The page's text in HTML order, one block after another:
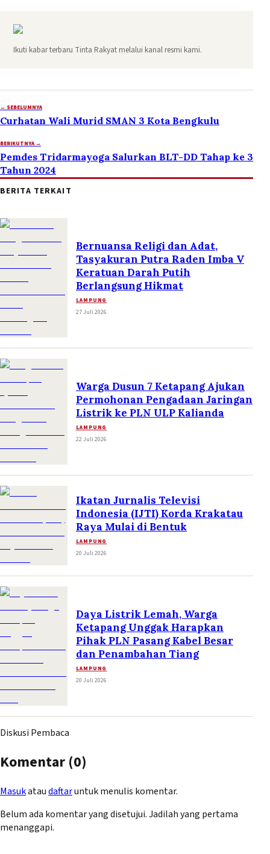
Ikuti kabar terbaru Tinta Rakyat melalui kanal resmi kami.
← SEBELUMNYA
Curhatan Wali Murid SMAN 3 Kota Bengkulu
BERIKUTNYA →
Pemdes Tridarmayoga Salurkan BLT-DD Tahap ke 3
Tahun 2024
BERITA TERKAIT
Bernuansa Religi dan Adat,
Tasyakuran Putra Raden Imba V
Keratuan Darah Putih
Berlangsung Hikmat
LAMPUNG
27 Juli 2026
Warga Dusun 7 Ketapang Ajukan
Permohonan Pengadaan Jaringan
Listrik ke PLN ULP Kalianda
LAMPUNG
22 Juli 2026
Ikatan Jurnalis Televisi
Indonesia (IJTI) Korda Krakatau
Raya Mulai di Bentuk
LAMPUNG
20 Juli 2026
Daya Listrik Lemah, Warga
Ketapang Unggak Harapkan
Pihak PLN Pasang Kabel Besar
dan Penambahan Tiang
LAMPUNG
20 Juli 2026
Diskusi Pembaca
Komentar (0)
Masukataudaftaruntuk menulis komentar.
Belum ada komentar yang disetujui. Jadilah yang pertama
menanggapi.